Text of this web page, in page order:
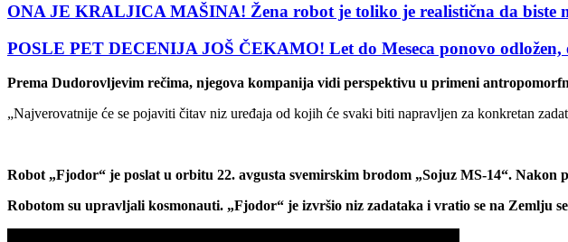
ONA JE KRALJICA MAŠINA! Žena robot je toliko je realistična da
POSLE PET DECENIJA JOŠ ČEKAMO! Let do Meseca ponovo odložen,
Prema Dudorovljevim rečima, njegova kompanija vidi perspektivu u primeni
„Najverovatnije će se pojaviti čitav niz uređaja od kojih će svaki biti napravljen za konkretan
Robot „Fjodor“ je poslat u orbitu 22. avgusta svemirskim brodom „Sojuz MS-14“.
Robotom su upravljali kosmonauti. „Fjodor“ je izvršio niz zadataka i vratio se na Zemlju